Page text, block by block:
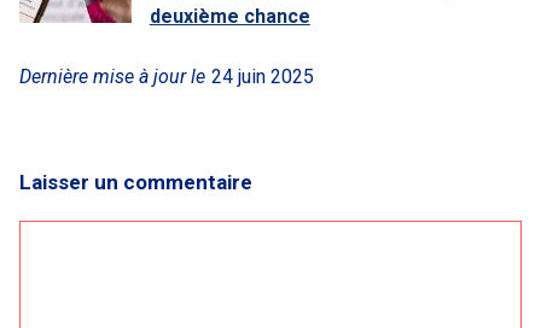
deuxième chance
Dernière mise à jour le 24 juin 2025
Laisser un commentaire